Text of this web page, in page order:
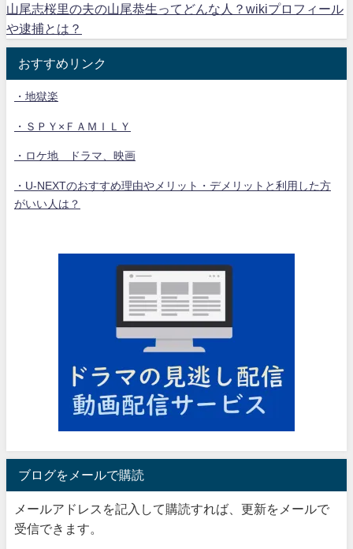
山尾志桜里の夫の山尾恭生ってどんな人？wikiプロフィール
や逮捕とは？
おすすめリンク
・地獄楽
・ＳＰＹ×ＦＡＭＩＬＹ
・ロケ地 ドラマ、映画
・U-NEXTのおすすめ理由やメリット・デメリットと利用した方
がいい人は？
ブログをメールで購読
メールアドレスを記入して購読すれば、更新をメールで
受信できます。